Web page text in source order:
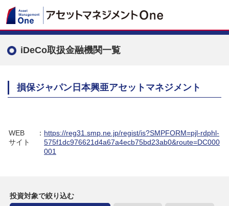
iDeCo取扱金融機関一覧
損保ジャパン日本興亜アセットマネジメント
WEB
サイト
： https://reg31.smp.ne.jp/regist/is?SMPFORM=pjl-rdphl-
575f1dc976621d4a67a4ecb75bd23ab0&route=DC000
001
投資対象で絞り込む